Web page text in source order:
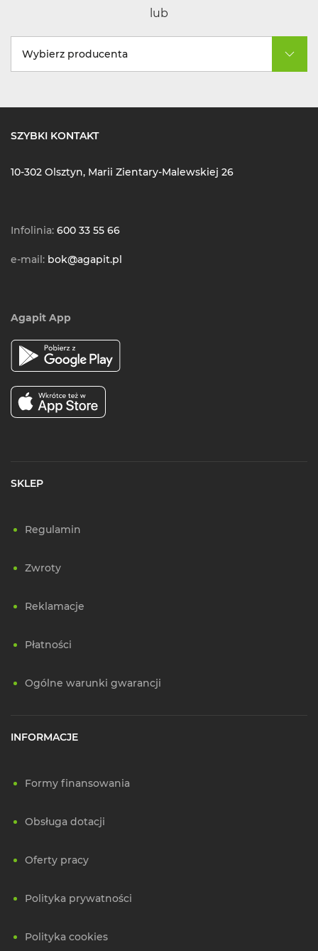
lub
Wybierz producenta
SZYBKI KONTAKT
10-302 Olsztyn, Marii Zientary-Malewskiej 26
Infolinia: 600 33 55 66
e-mail: bok@agapit.pl
Agapit App
SKLEP
Regulamin
Zwroty
Reklamacje
Płatności
Ogólne warunki gwarancji
INFORMACJE
Formy finansowania
Obsługa dotacji
Oferty pracy
Polityka prywatności
Polityka cookies